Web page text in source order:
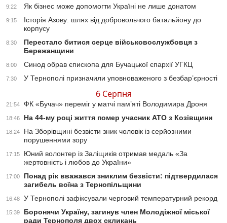
9:22 Як бізнес може допомогти Україні не лише донатом
9:15
Історія Азову: шлях від добровольчого батальйону до
корпусу
8:30
Перестало битися серце військовослужбовця з
Бережанщини
8:00 Синод обрав єпископа для Бучацької єпархії УГКЦ
7:30 У Тернополі призначили уповноваженого з безбар’єрності
6 Серпня
21:54 ФК «Бучач» переміг у матчі пам’яті Володимира Дроня
18:46 На 44-му році життя помер учасник АТО з Козівщини
18:24
На Зборівщині безвісти зник чоловік із серйозними
порушеннями зору
17:15
Юний волонтер із Заліщиків отримав медаль «За
жертовність і любов до України»
17:00
Понад рік вважався зниклим безвісти: підтвердилася
загибель воїна з Тернопільщини
16:48 У Тернополі зафіксували черговий температурний рекорд
15:39
Боронячи Україну, загинув член Молодіжної міської
ради Тернополя двох скликань